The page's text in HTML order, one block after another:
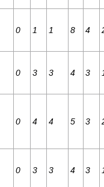
0 1 1 8 4
0 3 3 4 3
0 4 4 5 3
0 3 3 4 3